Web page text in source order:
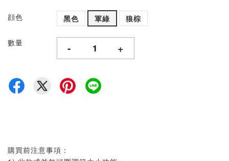
顔色 黑色 軍綠 狼棕
數量 - +
購買前注意事項：